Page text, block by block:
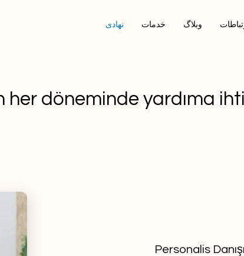
نهادی خدمات وبلاگ
her döneminde yardıma
Personalis